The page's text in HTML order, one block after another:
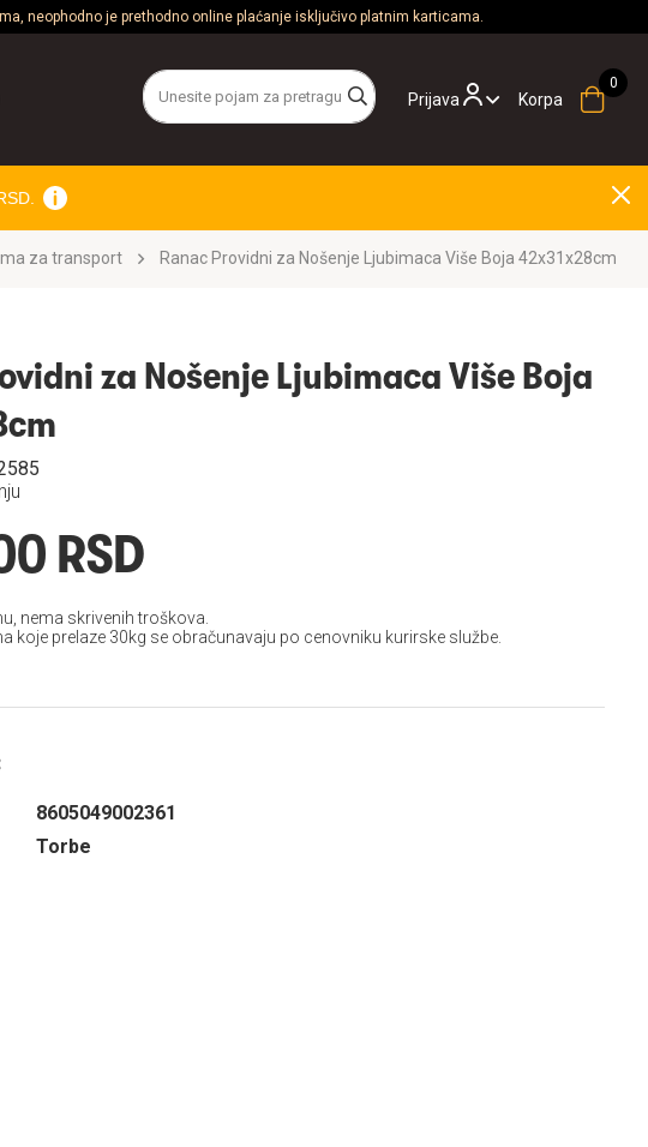
neophodno je prethodno online plaćanje isključivo platnim karticama.
Prijava Korpa
za transport Ranac Providni za Nošenje Ljubimaca Više Boja 42x31x28cm
za Nošenje Ljubimaca Više Boja
RSD
nema skrivenih troškova.
koje prelaze 30kg se obračunavaju po cenovniku kurirske službe.
8605049002361
Torbe